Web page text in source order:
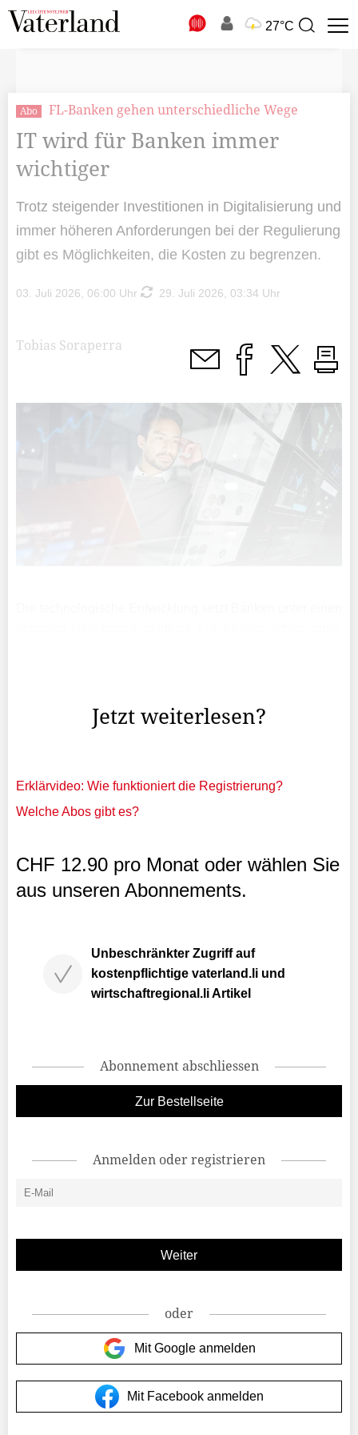
27°C
Suchbegriff
Abo FL-Banken gehen unterschiedliche Wege
IT wird für Banken immer
wichtiger
Trotz steigender Investitionen in Digitalisierung und
immer höheren Anforderungen bei der Regulierung
gibt es Möglichkeiten, die Kosten zu begrenzen.
03. Juli 2026, 06:00 Uhr 29. Juli 2026, 03:34 Uhr
Tobias Soraperra
Jetzt weiterlesen?
Erklärvideo: Wie funktioniert die Registrierung?
Welche Abos gibt es?
CHF 12.90 pro Monat oder wählen Sie
aus unseren Abonnements.
Unbeschränkter Zugriff auf
kostenpflichtige vaterland.li und
wirtschaftregional.li Artikel
Abonnement abschliessen
Zur Bestellseite
Anmelden oder registrieren
oder
Mit Google anmelden
Mit Facebook anmelden